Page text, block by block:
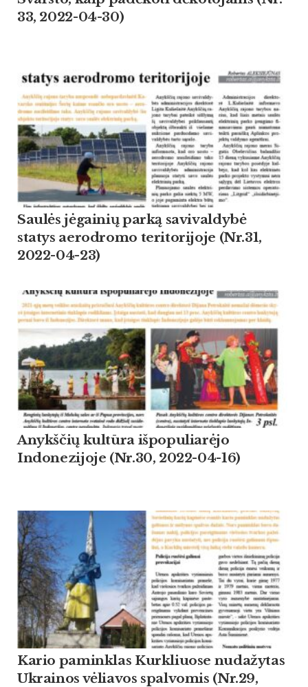
33, 2022-04-30)
Saulės jėgainių parką savivaldybė
statys aerodromo teritorijoje (Nr.31,
2022-04-23)
Anykščių kultūra išpopuliarėjo
Indonezijoje (Nr.30, 2022-04-16)
Kario paminklas Kurkliuose nudažytas
Ukrainos vėliavos spalvomis (Nr.29,